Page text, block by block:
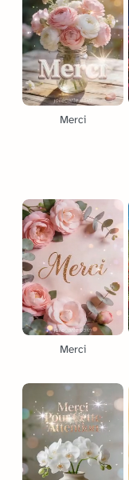
Merci
Merci